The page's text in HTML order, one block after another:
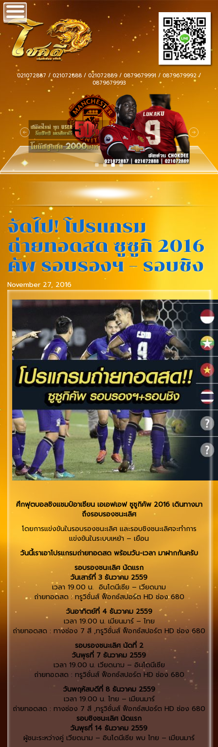
021072887 / 021072888 / 021072889 / 0879679991 / 0879679992 /
0879679993
จัดไป! โปรแกรม
ถ่ายทอดสด ซูซูกิ 2016
คัพ รอบรองฯ – รอบชิง
November 27, 2016
ศึกฟุตบอลชิงแชมป์อาเซียน เอเอฟเอฟ ซูซูกิคัพ 2016 เดินทางมา
ถึงรอบรองชนะเลิศ
โดยการแข่งขันในรอบรองชนะเลิศ และรอบชิงชนะเลิศจะทำการ
แข่งขันในระบบเหย้า – เยือน
วันนี้เราเอาโปรแกรมถ่ายทอดสด พร้อมวัน-เวลา มาฝากกันครับ
รอบรองชนะเลิศ นัดแรก
วันเสาร์ที่ 3 ธันวาคม 2559
เวลา 19.00 น. อินโดนีเซีย – เวียดนาม
ถ่ายทอดสด : ทรูวิชั่นส์ ฟ็อกซ์สปอร์ต HD ช่อง 680
วันอาทิตย์ที่ 4 ธันวาคม 2559
เวลา 19.00 น. เมียนมาร์ – ไทย
ถ่ายทอดสด : ทางช่อง 7 สี ,ทรูวิชั่นส์ ฟ็อกซ์สปอร์ต HD ช่อง 680
รอบรองชนะเลิศ นัดที่ 2
วันพุธที่ 7 ธันวาคม 2559
เวลา 19.00 น. เวียดนาม – อินโดนีเซีย
ถ่ายทอดสด : ทรูวิชั่นส์ ฟ็อกซ์สปอร์ต HD ช่อง 680
วันพฤหัสบดีที่ 8 ธันวาคม 2559
เวลา 19.00 น. ไทย – เมียนมาร์
ถ่ายทอดสด : ทางช่อง 7 สี ,ทรูวิชั่นส์ ฟ็อกซ์สปอร์ต HD ช่อง 680
รอบชิงชนะเลิศ นัดแรก
วันพุธที่ 14 ธันวาคม 2559
ผู้ชนะระหว่างคู่ เวียดนาม – อินโดนีเซีย พบ ไทย – เมียนมาร์